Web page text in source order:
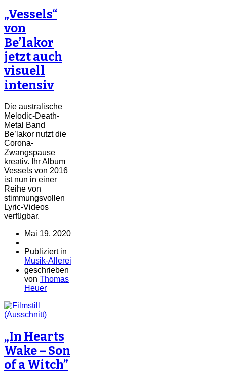
„Vessels“
von
Be’lakor
jetzt auch
visuell
intensiv
Die australische
Melodic-Death-
Metal Band
Be’lakor nutzt die
Corona-
Zwangspause
kreativ. Ihr Album
Vessels von 2016
ist nun in einer
Reihe von
stimmungsvollen
Lyric-Videos
verfügbar.
Mai 19, 2020
Publiziert in
Musik-Allerei
geschrieben
von Thomas
Heuer
„In Hearts
Wake – Son
of a Witch”